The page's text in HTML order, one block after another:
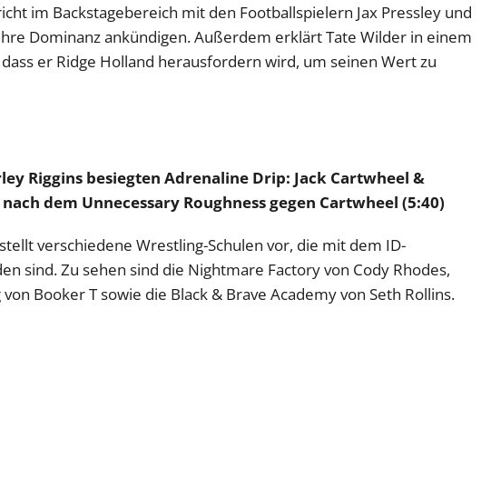
im Backstagebereich mit den Footballspielern Jax Pressley und
Dominanz ankündigen. Außerdem erklärt Tate Wilder in einem
er Ridge Holland herausfordern wird, um seinen Wert zu
Riggins besiegten Adrenaline Drip: Jack Cartwheel &
dem Unnecessary Roughness gegen Cartwheel (5:40)
verschiedene Wrestling-Schulen vor, die mit dem ID-
sind. Zu sehen sind die Nightmare Factory von Cody Rhodes,
Booker T sowie die Black & Brave Academy von Seth Rollins.